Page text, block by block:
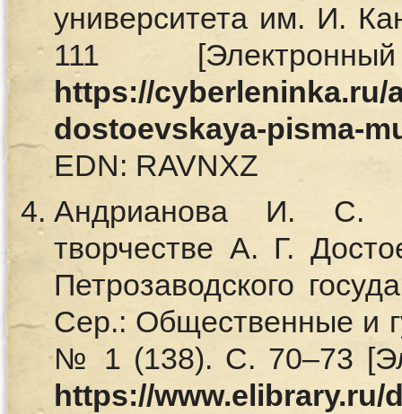
университета им. И.
111
https://cyberleninka.ru/
dostoevskaya-pisma-
EDN: RAVNXZ
Андрианова И. С.
творчестве А. Г.
Петрозаводского
Сер.: Общественные и
№ 1 (138). С. 70–73
https://www.elibrary.ru/